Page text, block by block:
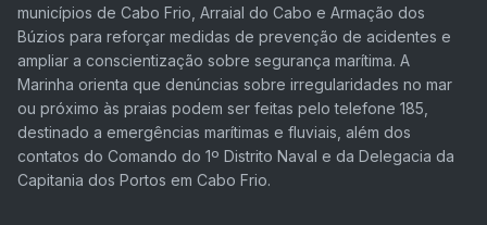
municípios de Cabo Frio, Arraial do Cabo e Armação dos
Búzios para reforçar medidas de prevenção de acidentes e
ampliar a conscientização sobre segurança marítima. A
Marinha orienta que denúncias sobre irregularidades no mar
ou próximo às praias podem ser feitas pelo telefone 185,
destinado a emergências marítimas e fluviais, além dos
contatos do Comando do 1º Distrito Naval e da Delegacia da
Capitania dos Portos em Cabo Frio.